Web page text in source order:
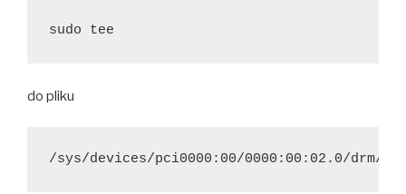
sudo tee
do pliku
/sys/devices/pci0000:00/0000:00:02.0/drm/